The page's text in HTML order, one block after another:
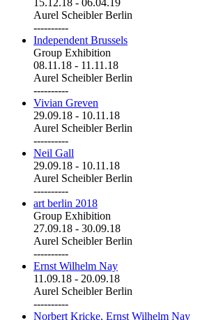
Aurel Scheibler Berlin
----------
Independent Brussels
Group Exhibition
08.11.18 - 11.11.18
Aurel Scheibler Berlin
----------
Vivian Greven
29.09.18 - 10.11.18
Aurel Scheibler Berlin
----------
Neil Gall
29.09.18 - 10.11.18
Aurel Scheibler Berlin
----------
art berlin 2018
Group Exhibition
27.09.18 - 30.09.18
Aurel Scheibler Berlin
----------
Ernst Wilhelm Nay
11.09.18 - 20.09.18
Aurel Scheibler Berlin
----------
Norbert Kricke, Ernst Wilhelm Nay